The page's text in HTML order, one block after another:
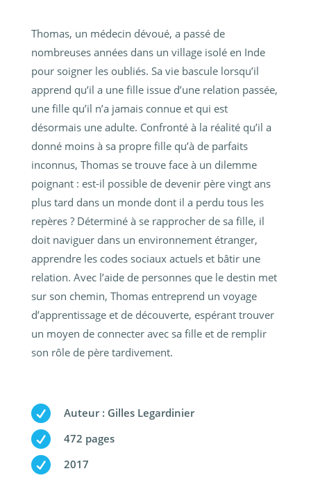
Thomas, un médecin dévoué, a passé de
nombreuses années dans un village isolé en Inde
pour soigner les oubliés. Sa vie bascule lorsqu’il
apprend qu’il a une fille issue d’une relation passée,
une fille qu’il n’a jamais connue et qui est
désormais une adulte. Confronté à la réalité qu’il a
donné moins à sa propre fille qu’à de parfaits
inconnus, Thomas se trouve face à un dilemme
poignant : est-il possible de devenir père vingt ans
plus tard dans un monde dont il a perdu tous les
repères ? Déterminé à se rapprocher de sa fille, il
doit naviguer dans un environnement étranger,
apprendre les codes sociaux actuels et bâtir une
relation. Avec l’aide de personnes que le destin met
sur son chemin, Thomas entreprend un voyage
d’apprentissage et de découverte, espérant trouver
un moyen de connecter avec sa fille et de remplir
son rôle de père tardivement.
 Auteur : Gilles Legardinier
 472 pages
 2017